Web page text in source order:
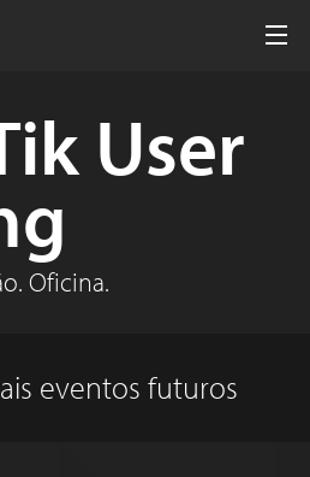
User
Oficina.
eventos futuros